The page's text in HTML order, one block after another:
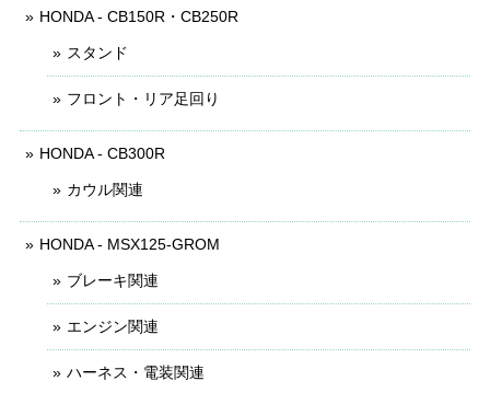
HONDA - CB150R・CB250R
スタンド
フロント・リア足回り
HONDA - CB300R
カウル関連
HONDA - MSX125-GROM
ブレーキ関連
エンジン関連
ハーネス・電装関連